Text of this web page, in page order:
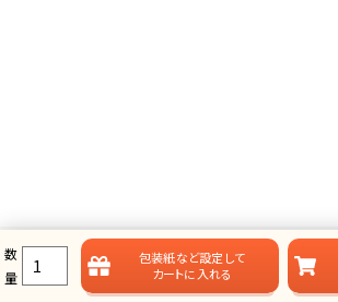
数
量
包装紙など設定して
カートに入れる